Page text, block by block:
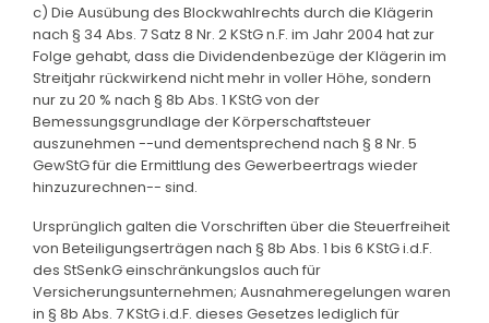
c) Die Ausübung des Blockwahlrechts durch die Klägerin
nach § 34 Abs. 7 Satz 8 Nr. 2 KStG n.F. im Jahr 2004 hat zur
Folge gehabt, dass die Dividendenbezüge der Klägerin im
Streitjahr rückwirkend nicht mehr in voller Höhe, sondern
nur zu 20 % nach § 8b Abs. 1 KStG von der
Bemessungsgrundlage der Körperschaftsteuer
auszunehmen --und dementsprechend nach § 8 Nr. 5
GewStG für die Ermittlung des Gewerbeertrags wieder
hinzuzurechnen-- sind.
Ursprünglich galten die Vorschriften über die Steuerfreiheit
von Beteiligungserträgen nach § 8b Abs. 1 bis 6 KStG i.d.F.
des StSenkG einschränkungslos auch für
Versicherungsunternehmen; Ausnahmeregelungen waren
in § 8b Abs. 7 KStG i.d.F. dieses Gesetzes lediglich für